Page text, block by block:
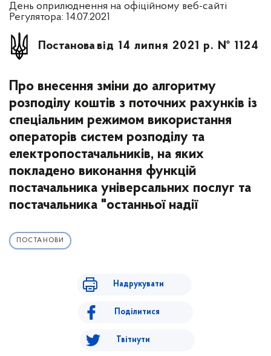
День оприлюднення на офіційному веб-сайті
Регулятора: 14.07.2021
Постанова від 14 липня 2021 р. № 1124
Про внесення зміни до алгоритму
розподілу коштів з поточних рахунків із
спеціальним режимом використання
операторів систем розподілу та
електропостачальників, на яких
покладено виконання функцій
постачальника універсальних послуг та
постачальника "останньої надії
ПОСТАНОВИ
Надрукувати
Поділитися
Твітнути